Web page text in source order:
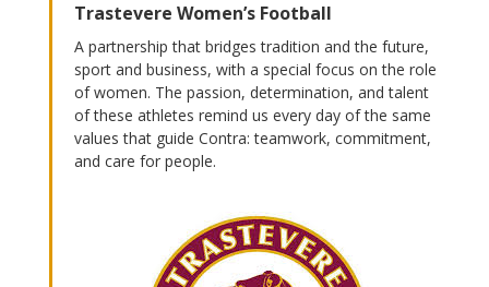
Trastevere Women’s Football
A partnership that bridges tradition and the future,
sport and business, with a special focus on the role
of women. The passion, determination, and talent
of these athletes remind us every day of the same
values that guide Contra: teamwork, commitment,
and care for people.